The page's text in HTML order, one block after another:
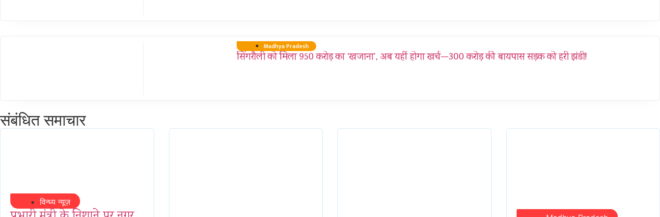
Madhya Pradesh
सिंगरौली को मिला 950 करोड़ का ‘खजाना’, अब यहीं होगा खर्च—300 करोड़ की बायपास सड़क को हरी झंडी!
संबंधित समाचार
विन्ध्य न्यूज़